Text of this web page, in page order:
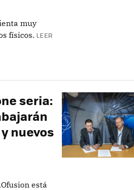
muy
físicos. LEER
seria:
nuevos
está